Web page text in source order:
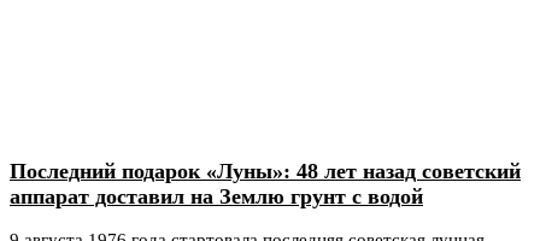
Последний подарок «Луны»: 48 лет назад советский
аппарат доставил на Землю грунт с водой